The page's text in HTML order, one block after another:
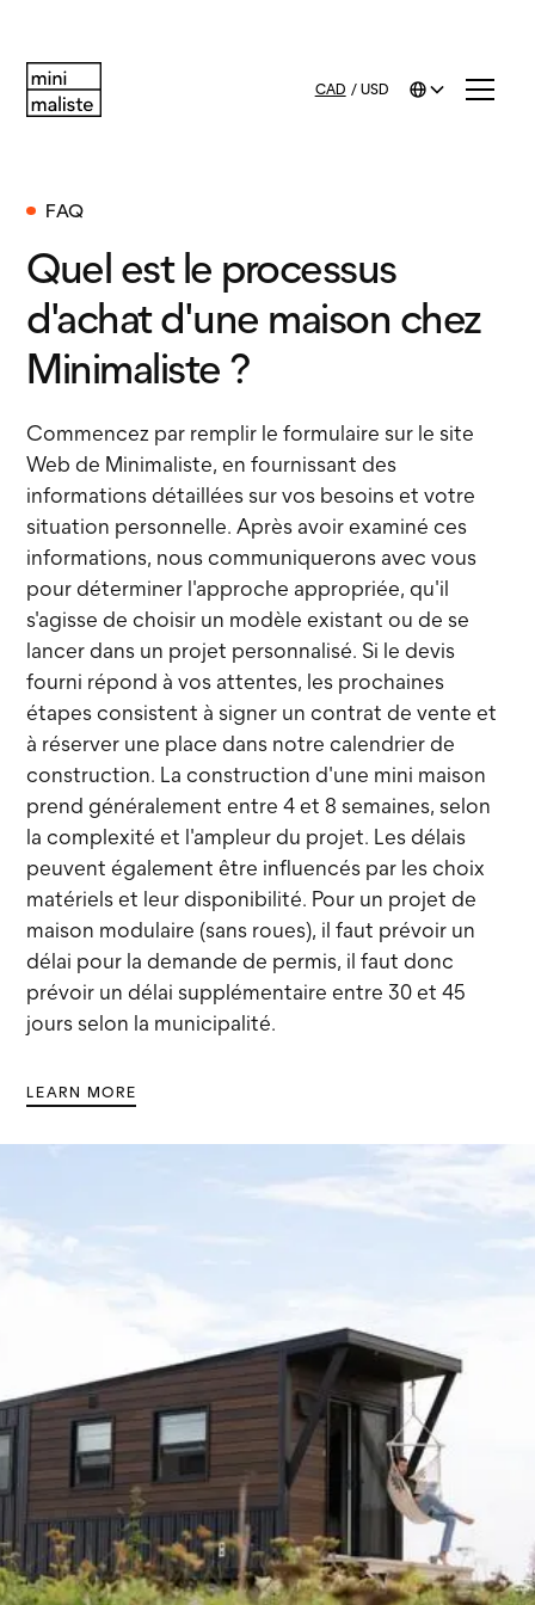
CAD / USD
FAQ
Quel est le processus
d'achat d'une maison chez
Minimaliste ?
Commencez par remplir le formulaire sur le site
Web de Minimaliste, en fournissant des
informations détaillées sur vos besoins et votre
situation personnelle. Après avoir examiné ces
informations, nous communiquerons avec vous
pour déterminer l'approche appropriée, qu'il
s'agisse de choisir un modèle existant ou de se
lancer dans un projet personnalisé. Si le devis
fourni répond à vos attentes, les prochaines
étapes consistent à signer un contrat de vente et
à réserver une place dans notre calendrier de
construction. La construction d'une mini maison
prend généralement entre 4 et 8 semaines, selon
la complexité et l'ampleur du projet. Les délais
peuvent également être influencés par les choix
matériels et leur disponibilité. Pour un projet de
maison modulaire (sans roues), il faut prévoir un
délai pour la demande de permis, il faut donc
prévoir un délai supplémentaire entre 30 et 45
jours selon la municipalité.
LEARN MORE